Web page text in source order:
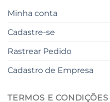
Minha conta
Cadastre-se
Rastrear Pedido
Cadastro de Empresa
TERMOS E CONDIÇÕES